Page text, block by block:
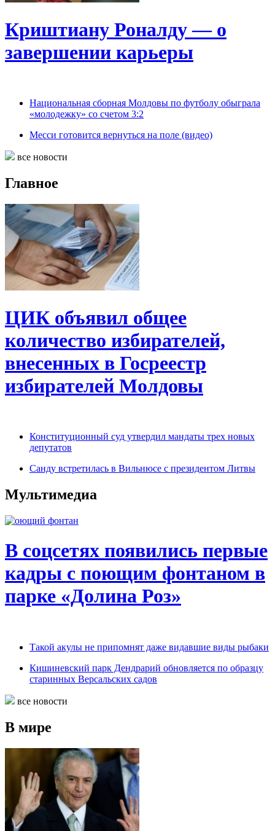
Криштиану Роналду — о
завершении карьеры
Национальная сборная Молдовы по футболу обыграла
«молодежку» со счетом 3:2
Месси готовится вернуться на поле (видео)
все новости
Главное
ЦИК объявил общее
количество избирателей,
внесенных в Госреестр
избирателей Молдовы
Конституционный суд утвердил мандаты трех новых
депутатов
Санду встретилась в Вильнюсе с президентом Литвы
Мультимедиа
В соцсетях появились первые
кадры с поющим фонтаном в
парке «Долина Роз»
Такой акулы не припомнят даже видавшие виды рыбаки
Кишиневский парк Дендрарий обновляется по образцу
старинных Версальских садов
все новости
В мире